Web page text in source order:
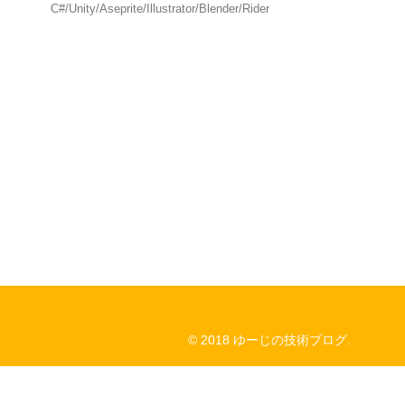
C#/Unity/Aseprite/Illustrator/Blender/Rider
© 2018 ゆーじの技術ブログ.